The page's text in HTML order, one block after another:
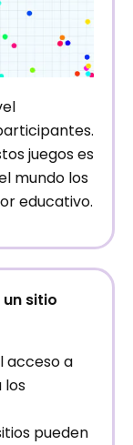
juegos es
mundo los
educativo.
sitio
acceso a
los
pueden